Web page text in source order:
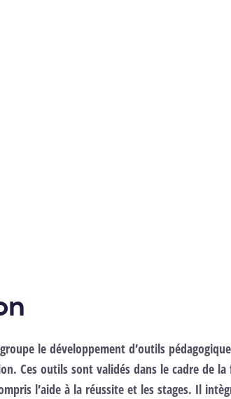
le développement d’outils
Ces outils sont validés dans le cadre de
l’aide à la réussite et les stages. Il